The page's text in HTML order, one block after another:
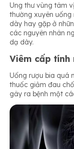
Ung thư vùng tâm
thường xuyên uống
dày hay gặp ở
các nguyên nhân
dạ dày.
Viêm cấp
Uống rượu bia quá
thuốc giảm đau
gây ra bệnh một